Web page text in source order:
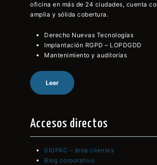
oficina en más de 24 ciudades, cuenta
amplia y sólida cobertura.
Derecho Nuevas Tecnologías
Implantación RGPD – LOPDGDD
Mantenimiento y auditorías
Leer
Accesos directos
SIGPAC – área clientes
Blog corporativo